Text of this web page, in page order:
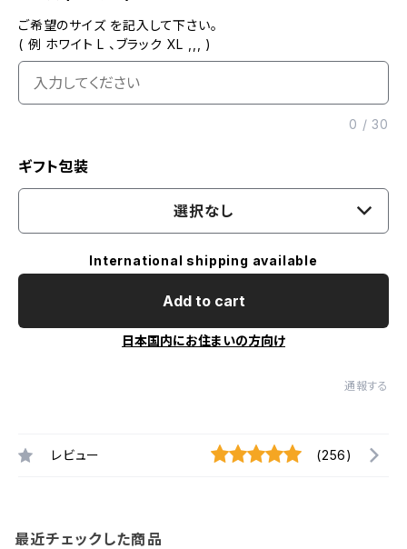
ご希望のサイズ を記入して下さい。
( 例 ホワイト L 、ブラック XL ,,, )
0 /30
ギフト包装
選択なし
International shipping available
Add to cart
日本国内にお住まいの方向け
通報する
レビュー (256)
最近チェックした商品